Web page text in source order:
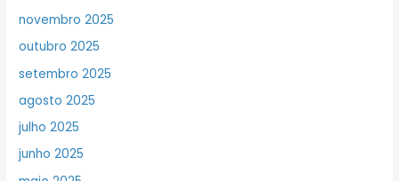
novembro 2025
outubro 2025
setembro 2025
agosto 2025
julho 2025
junho 2025